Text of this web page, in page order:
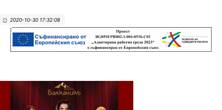
2020-10-30 17:32:08